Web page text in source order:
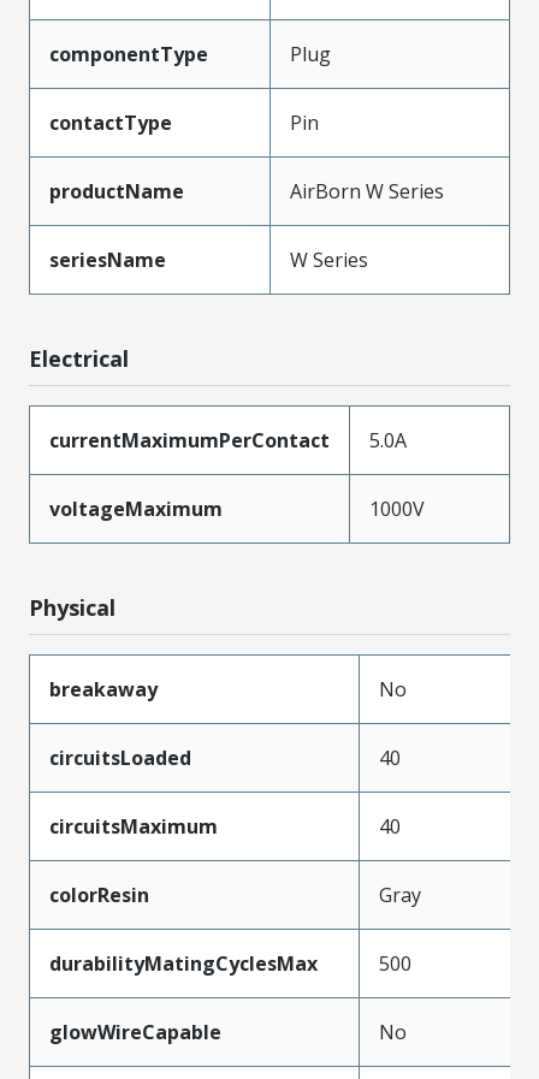
componentType Plug
contactType Pin
productName AirBorn W Series
seriesName W Series
Electrical
currentMaximumPerContact 5.0A
voltageMaximum 1000V
Physical
breakaway No
circuitsLoaded 40
circuitsMaximum 40
colorResin Gray
durabilityMatingCyclesMax 500
glowWireCapable No